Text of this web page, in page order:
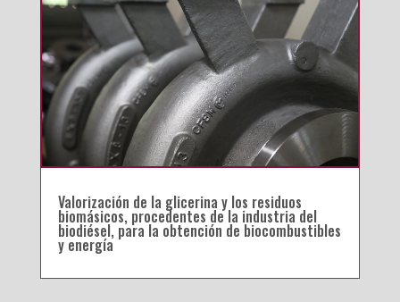
Valorización de la glicerina y los residuos
biomásicos, procedentes de la industria del
biodiésel, para la obtención de biocombustibles
y energía